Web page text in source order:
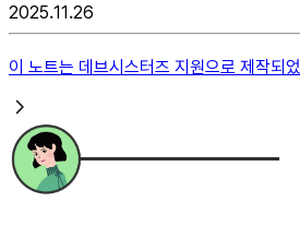
2025.11.26
이 노트는 데브시스터즈 지원으로 제작되